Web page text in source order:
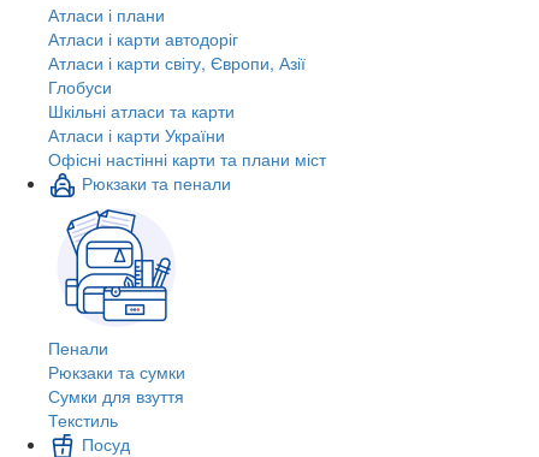
Атласи і плани
Атласи і карти автодоріг
Атласи і карти світу, Європи, Азії
Глобуси
Шкільні атласи та карти
Атласи і карти України
Офісні настінні карти та плани міст
Рюкзаки та пенали
Пенали
Рюкзаки та сумки
Сумки для взуття
Текстиль
Посуд